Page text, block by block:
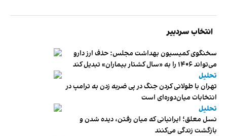
انتخاب سردبیر
سخنگوی کمیسیون بهداشت مجلس: حذف ارز دارو
می‌تواند ۱۴۰۶ را به «سال کشتار بیماران» تبدیل کند
تحلیل
تهران با طولانی کردن جنگ در پی ضربه زدن به ترامپ در
انتخابات میان‌دوره‌ای است
تحلیل
نسل معلق؛ ایرانیانی که میان رفتن، دیده شدن و
بازگشت زندگی می‌کنند